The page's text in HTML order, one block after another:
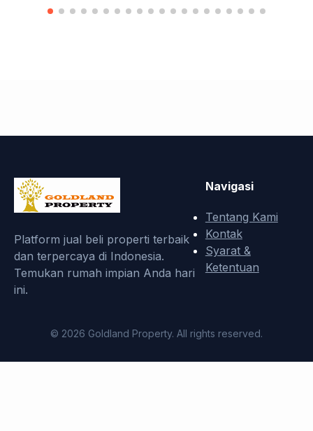
Platform jual beli properti terbaik
dan terpercaya di Indonesia.
Temukan rumah impian Anda hari
ini.
Navigasi
Tentang Kami
Kontak
Syarat &
Ketentuan
© 2026 Goldland Property. All rights reserved.